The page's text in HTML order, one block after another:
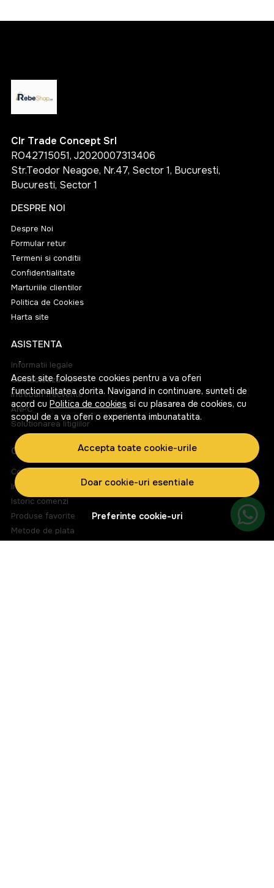
Acest site foloseste cookies pentru a va oferi
functionalitatea dorita. Navigand in continuare, sunteti de
acord cu Politica de cookies si cu plasarea de cookies, cu
scopul de a va oferi o experienta imbunatatita.
Accepta toate cookie-urile
Doar cookie-uri esentiale
Preferinte cookie-uri
Clr Trade Concept Srl
RO42715051, J2020007313406
Str.Teodor Neagoe, Nr.47, Sector 1, Bucuresti,
Bucuresti, Sector 1
DESPRE NOI
Despre Noi
Formular retur
Termeni si conditii
Confidentialitate
Marturiile clientilor
Politica de Cookies
Harta site
ASISTENTA
Informatii legale
Contacteaza-ne
Intrebari frecvente
ANPC
Solutionarea litigiilor
CONT CLIENT
Contul meu
Inregistrare
Istoric comenzi
Produse favorite
Metode de plata